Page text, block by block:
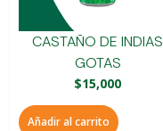
CASTAÑO DE INDIAS
GOTAS
$15,000
Añadir al carrito